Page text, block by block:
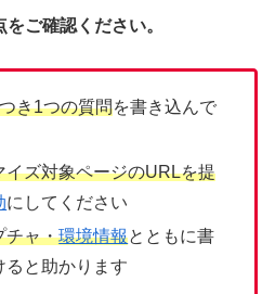
ご確認ください。
き1つの質問を書き込んで
イズ対象ページのURLを提
にしてください
チャ・環境情報とともに書
ると助かります